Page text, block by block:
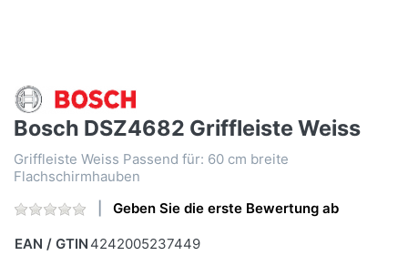
Bosch DSZ4682 Griffleiste Weiss
Griffleiste Weiss Passend für: 60 cm breite
Flachschirmhauben
Geben Sie die erste Bewertung ab
EAN / GTIN 4242005237449